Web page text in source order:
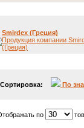
Smirdex (Греция)
Сортировка: По
по